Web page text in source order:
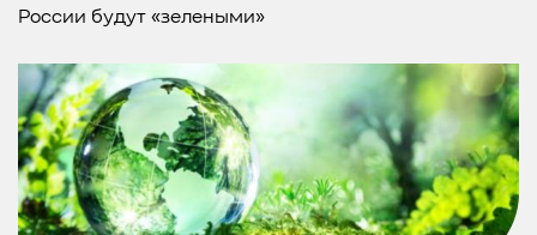
России будут «зелеными»